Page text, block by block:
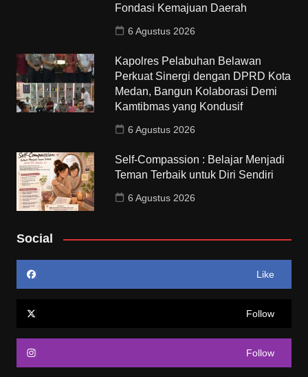
Fondasi Kemajuan Daerah
6 Agustus 2026
Kapolres Pelabuhan Belawan
Perkuat Sinergi dengan DPRD Kota
Medan, Bangun Kolaborasi Demi
Kamtibmas yang Kondusif
6 Agustus 2026
Self-Compassion : Belajar Menjadi
Teman Terbaik untuk Diri Sendiri
6 Agustus 2026
Social
Like
Follow
Follow